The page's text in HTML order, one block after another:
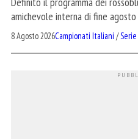
amichevole interna di fine
8 Agosto 2026Campionati Italiani /